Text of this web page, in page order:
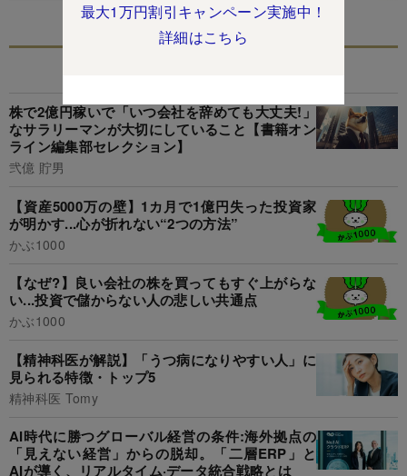
最大1万円割引キャンペーン実施中！
詳細はこちら
株で2億円稼いで「いつ会社を辞めても大丈夫!」
なサラリーマンが大切にしていること【書籍オン
ライン編集部セレクション】
弐億 貯男
【資産5000万の壁】1カ月で1億円失った投資家
が明かす...心が折れない“2つの方法”
かぶ1000
【なぜ?】良い会社の株を買ってもすぐ上がらな
い...投資で儲からない人の悲しい共通点
かぶ1000
【精神科医が解説】「うつ病になりやすい人」に
見られる特徴・トップ5
精神科医 Tomy
AI時代に勝つグローバル経営の条件:海外拠点の
「見えない経営」からの脱却。「二層ERP」と
AIが導く、リアルタイム·データ統合戦略とは